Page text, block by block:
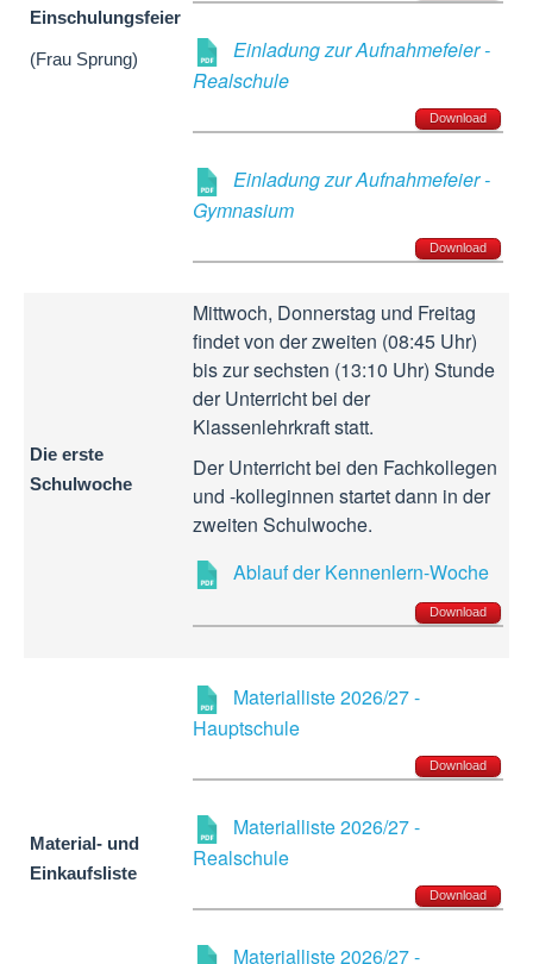
Einschulungsfeier
(Frau Sprung)
Einladung zur Aufnahmefeier -
Realschule
Download
Einladung zur Aufnahmefeier -
Gymnasium
Download
Die erste
Schulwoche
Mittwoch, Donnerstag und Freitag
findet von der zweiten (08:45 Uhr)
bis zur sechsten (13:10 Uhr) Stunde
der Unterricht bei der
Klassenlehrkraft statt.
Der Unterricht bei den Fachkollegen
und -kolleginnen startet dann in der
zweiten Schulwoche.
Ablauf der Kennenlern-Woche
Download
Material- und
Einkaufsliste
Materialliste 2026/27 -
Hauptschule
Download
Materialliste 2026/27 -
Realschule
Download
Materialliste 2026/27 -